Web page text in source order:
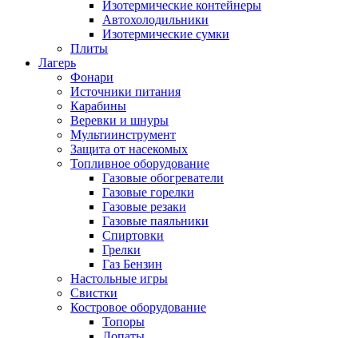
Изотермические контейнеры
Автохолодильники
Изотермические сумки
Плиты
Лагерь
Фонари
Источники питания
Карабины
Веревки и шнуры
Мультиинструмент
Защита от насекомых
Топливное оборудование
Газовые обогреватели
Газовые горелки
Газовые резаки
Газовые паяльники
Спиртовки
Грелки
Газ Бензин
Настольные игры
Свистки
Костровое оборудование
Топоры